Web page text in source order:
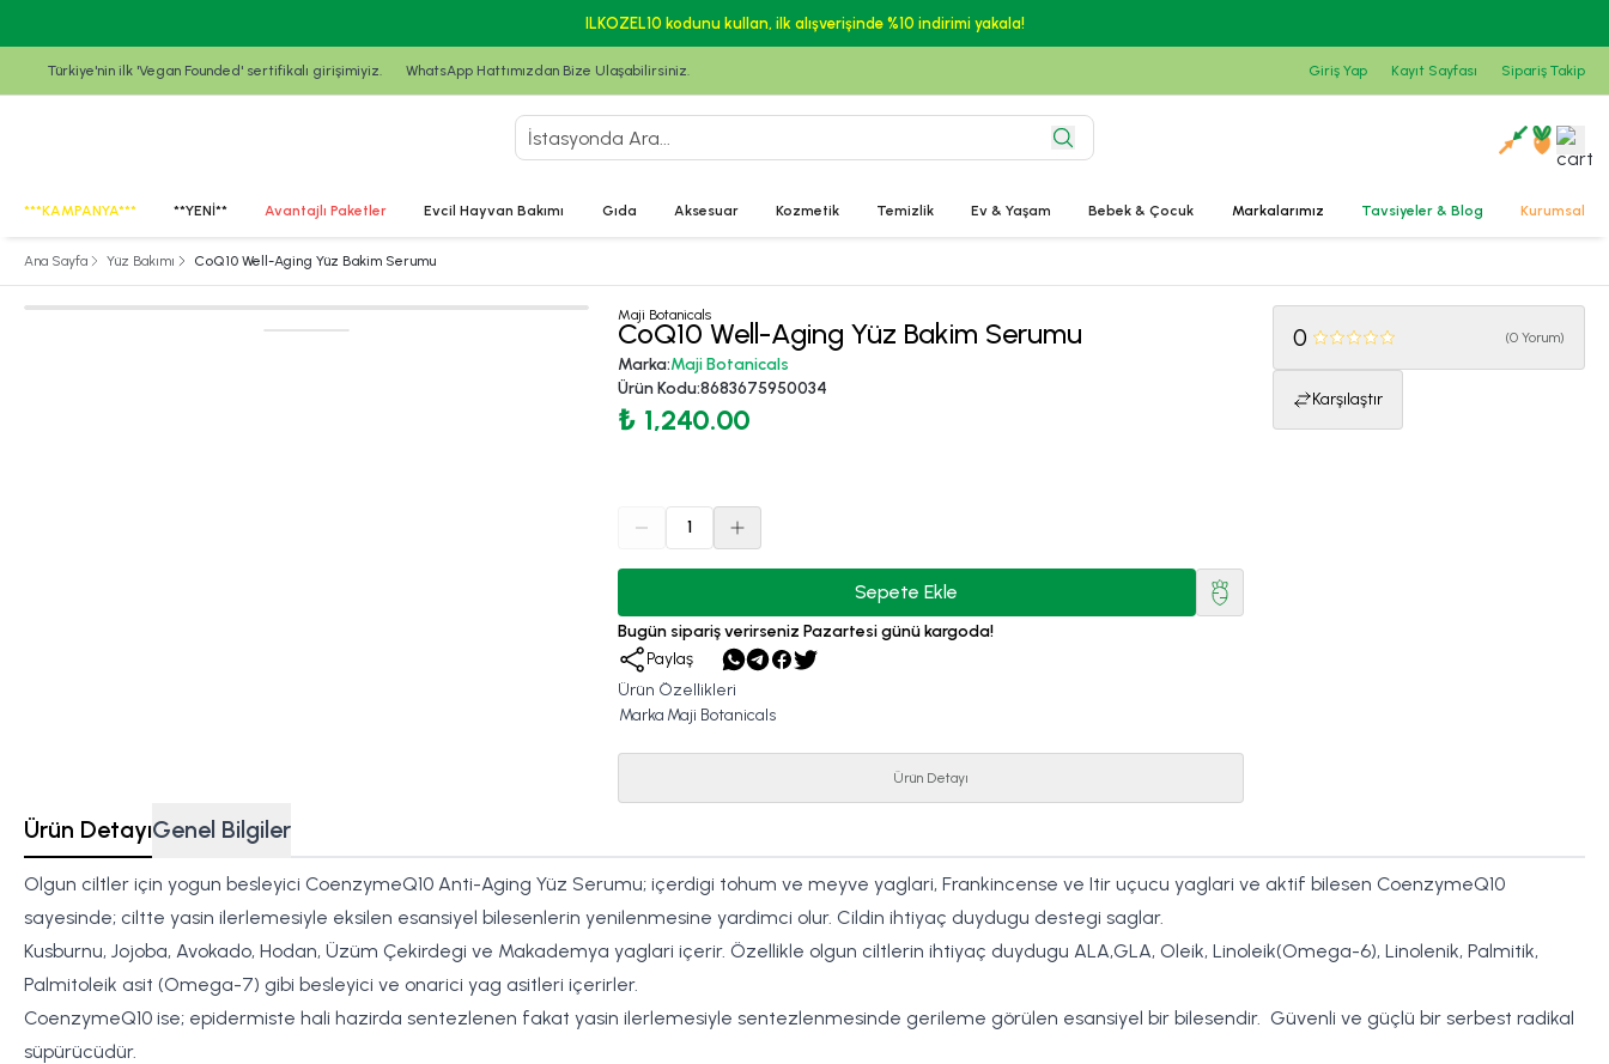
ILKOZEL10 kodunu kullan, ilk alışverişinde %10 indirimi yakala!
Türkiye'nin ilk 'Vegan Founded' sertifikalı girişimiyiz. WhatsApp Hattımızdan Bize Ulaşabilirsiniz. Giriş Yap Kayıt Sayfası Sipariş Takip
***KAMPANYA*** **YENİ** Avantajlı Paketler Evcil Hayvan Bakımı Gıda Aksesuar Kozmetik Temizlik Ev & Yaşam Bebek & Çocuk Markalarımız Tavsiyeler & Blog Kurumsal
Ana Sayfa Yüz Bakımı CoQ10 Well-Aging Yüz Bakim Serumu
Maji Botanicals
CoQ10 Well-Aging Yüz Bakim Serumu
Marka:Maji Botanicals
Ürün Kodu:8683675950034
₺ 1,240.00
1
Sepete Ekle
Bugün sipariş verirseniz Pazartesi günü kargoda!
Paylaş
Ürün Özellikleri
Marka Maji Botanicals
Ürün Detayı
0 (0 Yorum)
Karşılaştır
Ürün DetayıGenel Bilgiler
Olgun ciltler için yogun besleyici CoenzymeQ10 Anti-Aging Yüz Serumu; içerdigi tohum ve meyve yaglari, Frankincense ve Itir uçucu yaglari ve aktif bilesen CoenzymeQ10
sayesinde; ciltte yasin ilerlemesiyle eksilen esansiyel bilesenlerin yenilenmesine yardimci olur. Cildin ihtiyaç duydugu destegi saglar.
Kusburnu, Jojoba, Avokado, Hodan, Üzüm Çekirdegi ve Makademya yaglari içerir. Özellikle olgun ciltlerin ihtiyaç duydugu ALA,GLA, Oleik, Linoleik(Omega-6), Linolenik, Palmitik,
Palmitoleik asit (Omega-7) gibi besleyici ve onarici yag asitleri içerirler.
CoenzymeQ10 ise; epidermiste hali hazirda sentezlenen fakat yasin ilerlemesiyle sentezlenmesinde gerileme görülen esansiyel bir bilesendir. Güvenli ve güçlü bir serbest radikal
süpürücüdür.